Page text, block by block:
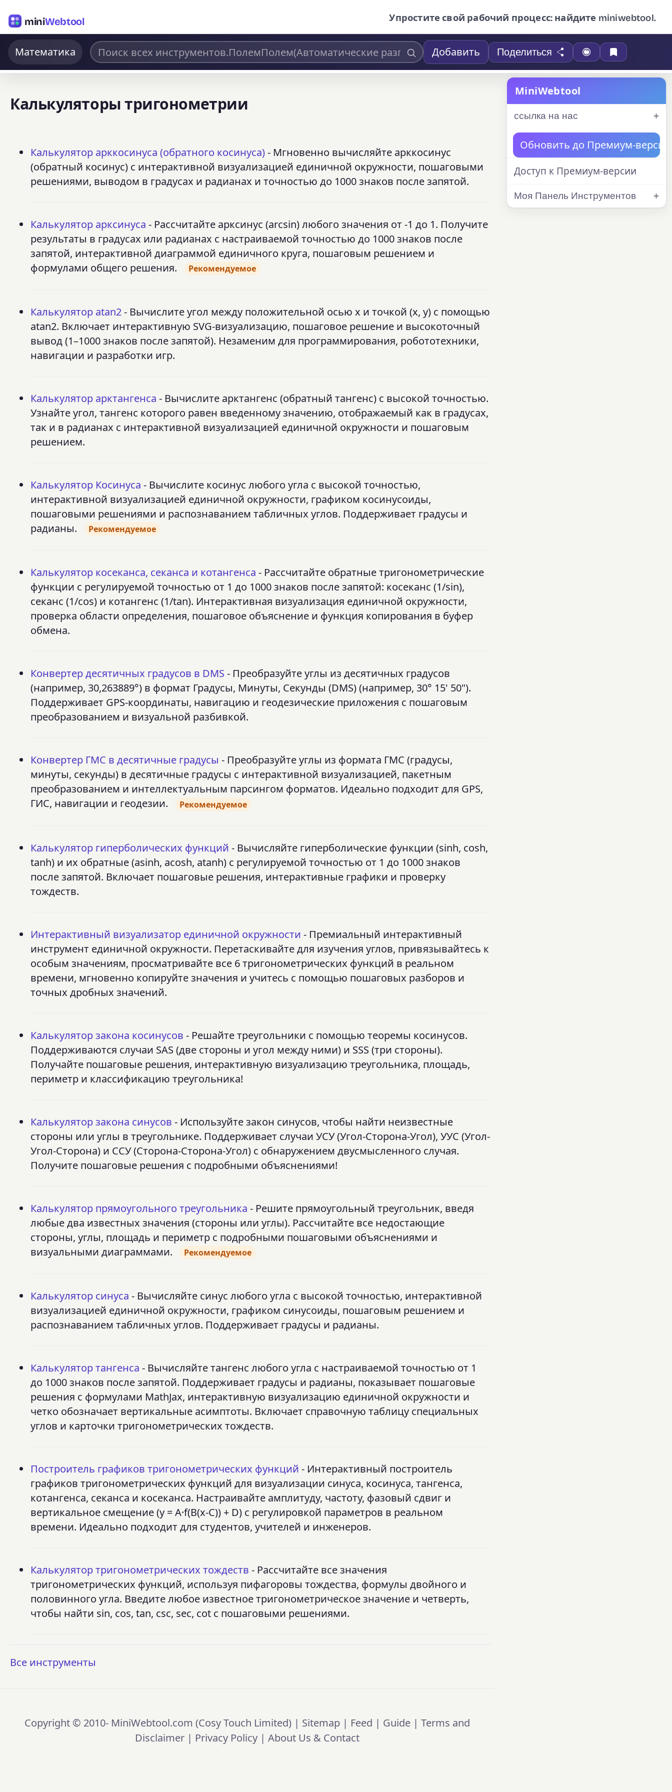
miniWebtool Упростите свой рабочий процесс: найдите miniwebtool.
Математика Добавить Поделиться
Калькуляторы тригонометрии
Калькулятор арккосинуса (обратного косинуса)- Мгновенно вычисляйте арккосинус
(обратный косинус) с интерактивной визуализацией единичной окружности, пошаговыми
решениями, выводом в градусах и радианах и точностью до 1000 знаков после запятой.
Калькулятор арксинуса - Рассчитайте арксинус (arcsin) любого значения от -1 до 1. Получите
результаты в градусах или радианах с настраиваемой точностью до 1000 знаков после
запятой, интерактивной диаграммой единичного круга, пошаговым решением и
формулами общего решения.
Рекомендуемое
Калькулятор atan2- Вычислите угол между положительной осью x и точкой (x, y) с помощью
atan2. Включает интерактивную SVG-визуализацию, пошаговое решение и высокоточный
вывод (1–1000 знаков после запятой). Незаменим для программирования, робототехники,
навигации и разработки игр.
Калькулятор арктангенса - Вычислите арктангенс (обратный тангенс) с высокой точностью.
Узнайте угол, тангенс которого равен введенному значению, отображаемый как в градусах,
так и в радианах с интерактивной визуализацией единичной окружности и пошаговым
решением.
Калькулятор Косинуса - Вычислите косинус любого угла с высокой точностью,
интерактивной визуализацией единичной окружности, графиком косинусоиды,
пошаговыми решениями и распознаванием табличных углов. Поддерживает градусы и
радианы.
Рекомендуемое
Калькулятор косеканса, секанса и котангенса - Рассчитайте обратные тригонометрические
функции с регулируемой точностью от 1 до 1000 знаков после запятой: косеканс (1/sin),
секанс (1/cos) и котангенс (1/tan). Интерактивная визуализация единичной окружности,
проверка области определения, пошаговое объяснение и функция копирования в буфер
обмена.
Конвертер десятичных градусов в DMS - Преобразуйте углы из десятичных градусов
(например, 30,263889°) в формат Градусы, Минуты, Секунды (DMS) (например, 30° 15' 50").
Поддерживает GPS-координаты, навигацию и геодезические приложения с пошаговым
преобразованием и визуальной разбивкой.
Конвертер ГМС в десятичные градусы - Преобразуйте углы из формата ГМС (градусы,
минуты, секунды) в десятичные градусы с интерактивной визуализацией, пакетным
преобразованием и интеллектуальным парсингом форматов. Идеально подходит для GPS,
ГИС, навигации и геодезии.
Рекомендуемое
Калькулятор гиперболических функций - Вычисляйте гиперболические функции (sinh, cosh,
tanh) и их обратные (asinh, acosh, atanh) с регулируемой точностью от 1 до 1000 знаков
после запятой. Включает пошаговые решения, интерактивные графики и проверку
тождеств.
Интерактивный визуализатор единичной окружности - Премиальный интерактивный
инструмент единичной окружности. Перетаскивайте для изучения углов, привязывайтесь к
особым значениям, просматривайте все 6 тригонометрических функций в реальном
времени, мгновенно копируйте значения и учитесь с помощью пошаговых разборов и
точных дробных значений.
Калькулятор закона косинусов - Решайте треугольники с помощью теоремы косинусов.
Поддерживаются случаи SAS (две стороны и угол между ними) и SSS (три стороны).
Получайте пошаговые решения, интерактивную визуализацию треугольника, площадь,
периметр и классификацию треугольника!
Калькулятор закона синусов - Используйте закон синусов, чтобы найти неизвестные
стороны или углы в треугольнике. Поддерживает случаи УСУ (Угол-Сторона-Угол), УУС (Угол-
Угол-Сторона) и ССУ (Сторона-Сторона-Угол) с обнаружением двусмысленного случая.
Получите пошаговые решения с подробными объяснениями!
Калькулятор прямоугольного треугольника - Решите прямоугольный треугольник, введя
любые два известных значения (стороны или углы). Рассчитайте все недостающие
стороны, углы, площадь и периметр с подробными пошаговыми объяснениями и
визуальными диаграммами.
Рекомендуемое
Калькулятор синуса - Вычисляйте синус любого угла с высокой точностью, интерактивной
визуализацией единичной окружности, графиком синусоиды, пошаговым решением и
распознаванием табличных углов. Поддерживает градусы и радианы.
Калькулятор тангенса - Вычисляйте тангенс любого угла с настраиваемой точностью от 1
до 1000 знаков после запятой. Поддерживает градусы и радианы, показывает пошаговые
решения с формулами MathJax, интерактивную визуализацию единичной окружности и
четко обозначает вертикальные асимптоты. Включает справочную таблицу специальных
углов и карточки тригонометрических тождеств.
Построитель графиков тригонометрических функций - Интерактивный построитель
графиков тригонометрических функций для визуализации синуса, косинуса, тангенса,
котангенса, секанса и косеканса. Настраивайте амплитуду, частоту, фазовый сдвиг и
вертикальное смещение (y = A·f(B(x-C)) + D) с регулировкой параметров в реальном
времени. Идеально подходит для студентов, учителей и инженеров.
Калькулятор тригонометрических тождеств - Рассчитайте все значения
тригонометрических функций, используя пифагоровы тождества, формулы двойного и
половинного угла. Введите любое известное тригонометрическое значение и четверть,
чтобы найти sin, cos, tan, csc, sec, cot с пошаговыми решениями.
Все инструменты
MiniWebtool
ссылка на нас
Обновить до Премиум-версии
Доступ к Премиум-версии
Моя Панель Инструментов
Copyright © 2010- MiniWebtool.com (Cosy Touch Limited) | Sitemap | Feed | Guide | Terms and
Disclaimer | Privacy Policy | About Us & Contact